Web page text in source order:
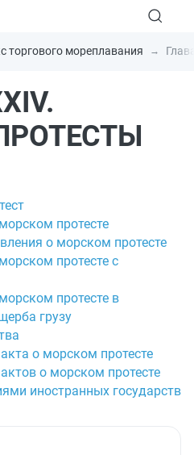
торгового мореплавания
протесте
о морском протесте
протесте с
протесте в
грузу
о морском протесте
о морском протесте
иностранных государств